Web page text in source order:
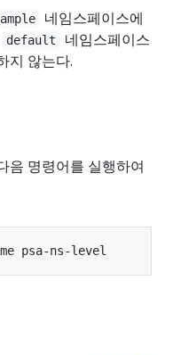
네임스페이스에
default
네임스페이스
지 않는다.
음 명령어를 실행하여